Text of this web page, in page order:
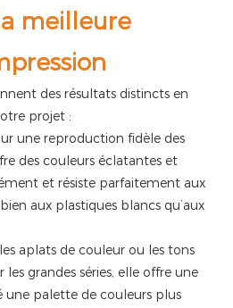
meilleure
des résultats distincts en
projet :
une reproduction fidèle des
des couleurs éclatantes et
et résiste parfaitement aux
aux plastiques blancs qu’aux
aplats de couleur ou les tons
grandes séries, elle offre une
palette de couleurs plus